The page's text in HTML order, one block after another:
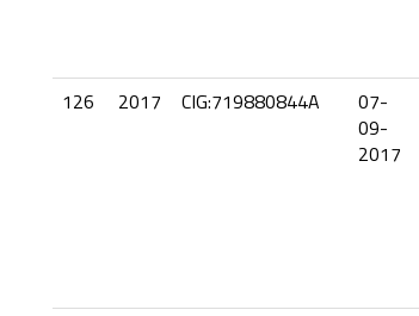
126 2017 CIG:719880844A
07-
09-
2017